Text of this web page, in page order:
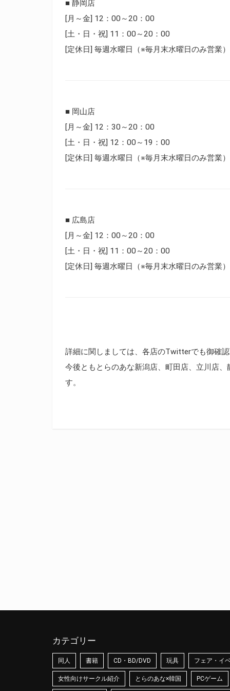
■ 静岡店
[月～金] 12：00～20：00
[土・日・祝] 11：00～20：00
[定休日] 毎週水曜日（※毎月末水曜日のみ営業）
■ 岡山店
[月～金] 12：30～20：00
[土・日・祝] 12：00～19：00
[定休日] 毎週水曜日（※毎月末水曜日のみ営業）
■ 広島店
[月～金] 12：00～20：00
[土・日・祝] 11：00～20：00
[定休日] 毎週水曜日（※毎月末水曜日のみ営業）
詳細に関しましては、各店のTwitterでも御確
今後ともとらのあな新潟店、町田店、立川店
す。
カテゴリー
同人 書籍 CD・BD/DVD 玩具 フェア・イ
女性向けサークル紹介 とらのあな×韓国 PCゲーム